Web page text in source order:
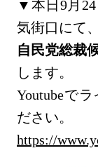
お知らせ
お問い合わせ
サイトポリ
▼本日9月
気街口にて、
自民党総裁
します。
Youtubeで
ださい。
https://